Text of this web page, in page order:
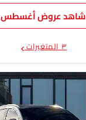
شاهد عروض أغسطس
٣ المتغيرات